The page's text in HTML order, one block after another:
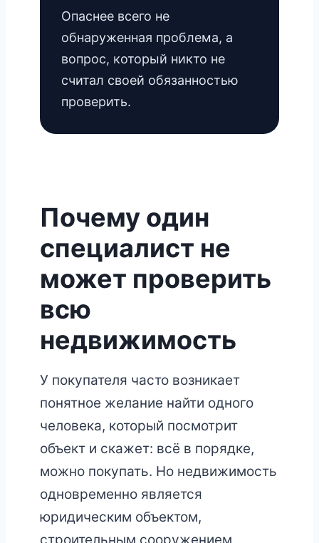
Опаснее всего не
обнаруженная проблема, а
вопрос, который никто не
считал своей обязанностью
проверить.
Почему один
специалист не
может проверить
всю
недвижимость
У покупателя часто возникает
понятное желание найти одного
человека, который посмотрит
объект и скажет: всё в порядке,
можно покупать. Но недвижимость
одновременно является
юридическим объектом,
строительным сооружением,